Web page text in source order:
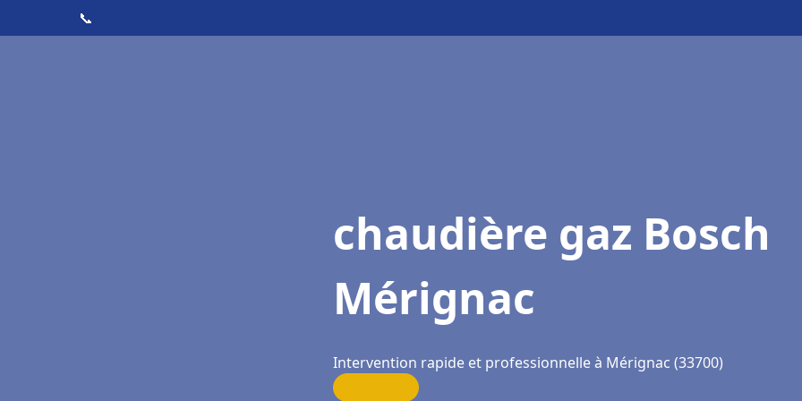
📞
chaudière gaz Bosch
Mérignac
Intervention rapide et professionnelle à Mérignac (33700)